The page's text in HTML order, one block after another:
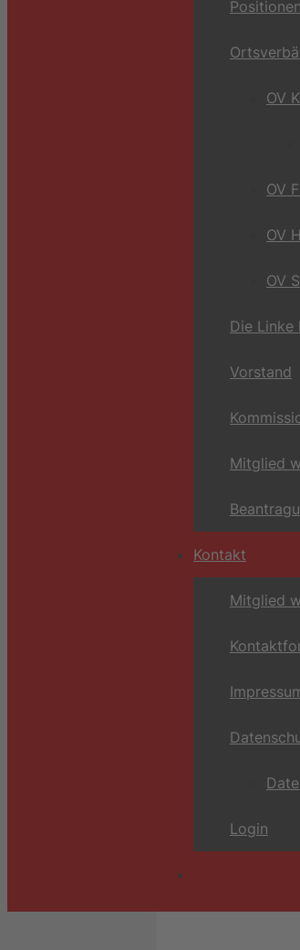
Positionen
OV
OV
OV
OV
Die Linke
Vorstand
Mitglied
Kontakt
Mitglied
Login